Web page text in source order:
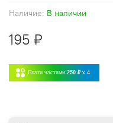
Наличие: В наличии
195 ₽
Плати частями 250 ₽ x 4